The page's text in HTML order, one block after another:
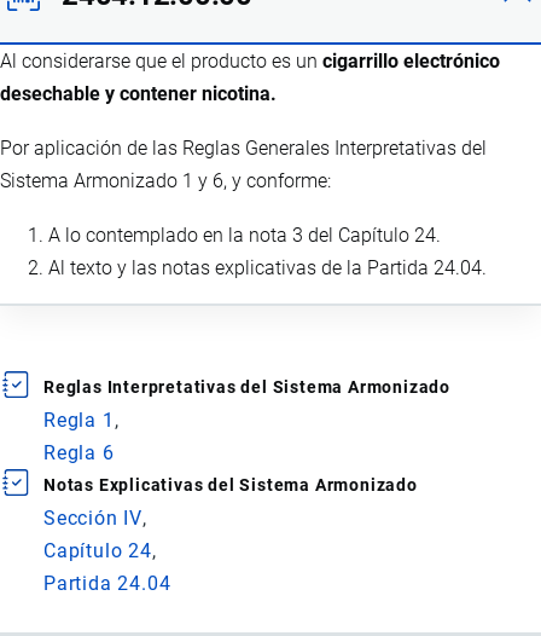
Al considerarse que el producto es un cigarrillo electrónico
desechable y contener nicotina.
Por aplicación de las Reglas Generales Interpretativas del
Sistema Armonizado 1 y 6, y conforme:
A lo contemplado en la nota 3 del Capítulo 24.
Al texto y las notas explicativas de la Partida 24.04.
Reglas Interpretativas del Sistema Armonizado
Regla 1
Regla 6
Notas Explicativas del Sistema Armonizado
Sección IV
Capítulo 24
Partida 24.04